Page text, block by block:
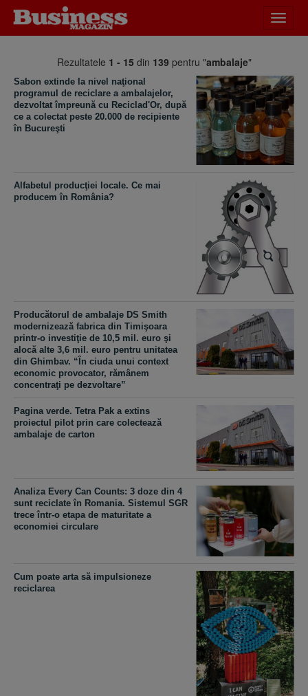
meniu
Rezultatele 1 - 15 din 139 pentru "ambalaje"
Sabon extinde la nivel naţional
programul de reciclare a ambalajelor,
dezvoltat împreună cu Reciclad'Or, după
ce a colectat peste 20.000 de recipiente
în Bucureşti
Alfabetul producţiei locale. Ce mai
producem în România?
Producătorul de ambalaje DS Smith
modernizează fabrica din Timişoara
printr-o investiţie de 10,5 mil. euro şi
alocă alte 3,6 mil. euro pentru unitatea
din Ghimbav. “În ciuda unui context
economic provocator, rămânem
concentraţi pe dezvoltare”
Pagina verde. Tetra Pak a extins
proiectul pilot prin care colectează
ambalaje de carton
Analiza Every Can Counts: 3 doze din 4
sunt reciclate în Romania. Sistemul SGR
trece într-o etapa de maturitate a
economiei circulare
Cum poate arta să impulsioneze
reciclarea